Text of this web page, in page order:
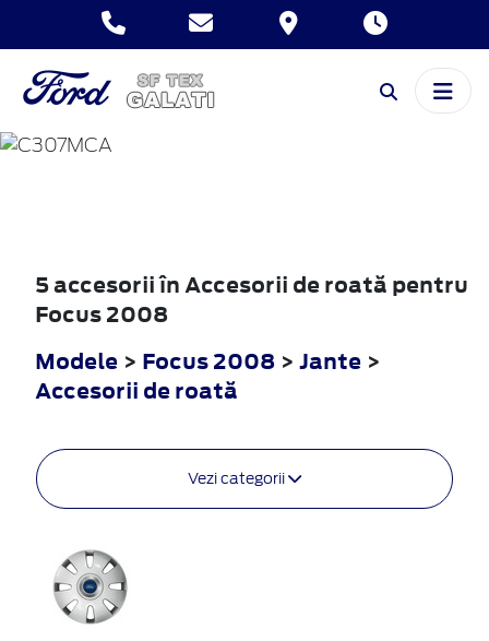
FOCUS
5 accesorii în Accesorii de roată pentru
Focus 2008
Modele > Focus 2008 > Jante >
Accesorii de roată
Vezi categorii